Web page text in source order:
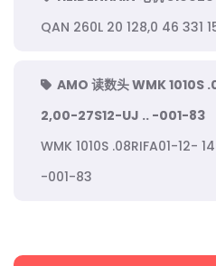
QAN 260L 20 128,0 46 331
AMO 读数头 WMK 1010S
2,00-27S12-UJ .. -001-83
WMK 1010S .08RIFA01-12-
-001-83